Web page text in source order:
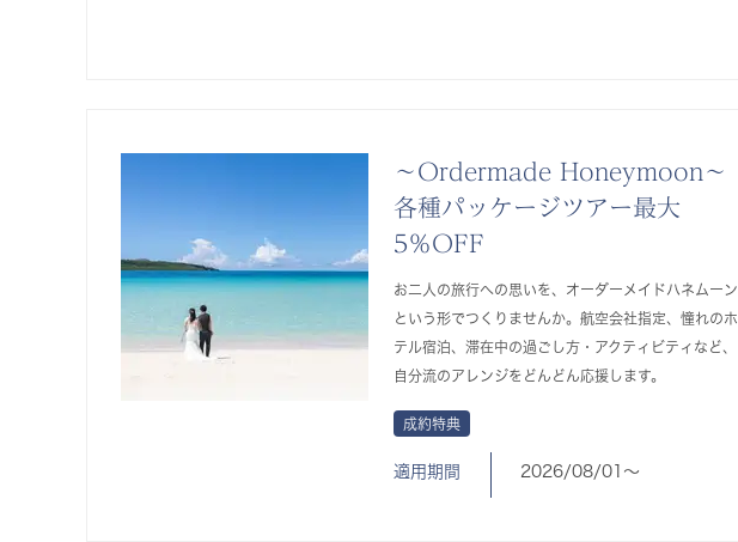
～Ordermade Honeymoon～
各種パッケージツアー最大
5％OFF
お二人の旅行への思いを、オーダーメイドハネムーン
という形でつくりませんか。航空会社指定、憧れのホ
テル宿泊、滞在中の過ごし方・アクティビティなど、
自分流のアレンジをどんどん応援します。
成約特典
適用期間 2026/08/01〜